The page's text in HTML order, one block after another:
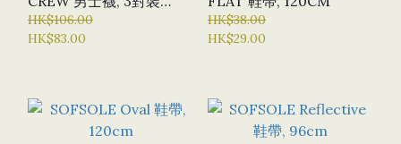
#S29756
HK$106.00
HK$83.00
HK$38.00
HK$29.00